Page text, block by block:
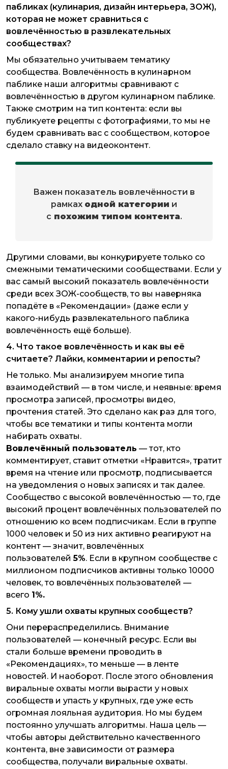
пабликах (кулинария, дизайн интерьера, ЗОЖ),
которая не может сравниться с
вовлечённостью в развлекательных
сообществах?
Мы обязательно учитываем тематику
сообщества. Вовлечённость в кулинарном
паблике наши алгоритмы сравнивают с
вовлечённостью в другом кулинарном паблике.
Также смотрим на тип контента: если вы
публикуете рецепты с фотографиями, то мы не
будем сравнивать вас с сообществом, которое
сделало ставку на видеоконтент.
Важен показатель вовлечённости в
рамках одной категории и
с похожим типом контента.
Другими словами, вы конкурируете только со
смежными тематическими сообществами. Если у
вас самый высокий показатель вовлечённости
среди всех ЗОЖ-сообществ, то вы наверняка
попадёте в «Рекомендации» (даже если у
какого-нибудь развлекательного паблика
вовлечённость ещё больше).
4. Что такое вовлечённость и как вы её
считаете? Лайки, комментарии и репосты?
Не только. Мы анализируем многие типа
взаимодействий — в том числе, и неявные: время
просмотра записей, просмотры видео,
прочтения статей. Это сделано как раз для того,
чтобы все тематики и типы контента могли
набирать охваты.
Вовлечённый пользователь — тот, кто
комментирует, ставит отметки «Нравится», тратит
время на чтение или просмотр, подписывается
на уведомления о новых записях и так далее.
Сообщество с высокой вовлечённостью — то, где
высокий процент вовлечённых пользователей по
отношению ко всем подписчикам. Если в группе
1000 человек и 50 из них активно реагируют на
контент — значит, вовлечённых
пользователей5%. Если в крупном сообществе с
миллионом подписчиков активны только 10000
человек, то вовлечённых пользователей —
всего 1%.
5. Кому ушли охваты крупных сообществ?
Они перераспределились. Внимание
пользователей — конечный ресурс. Если вы
стали больше времени проводить в
«Рекомендациях», то меньше — в ленте
новостей. И наоборот. После этого обновления
виральные охваты могли вырасти у новых
сообществ и упасть у крупных, где уже есть
огромная лояльная аудитория. Но мы будем
постоянно улучшать алгоритмы. Наша цель —
чтобы авторы действительно качественного
контента, вне зависимости от размера
сообщества, получали виральные охваты.